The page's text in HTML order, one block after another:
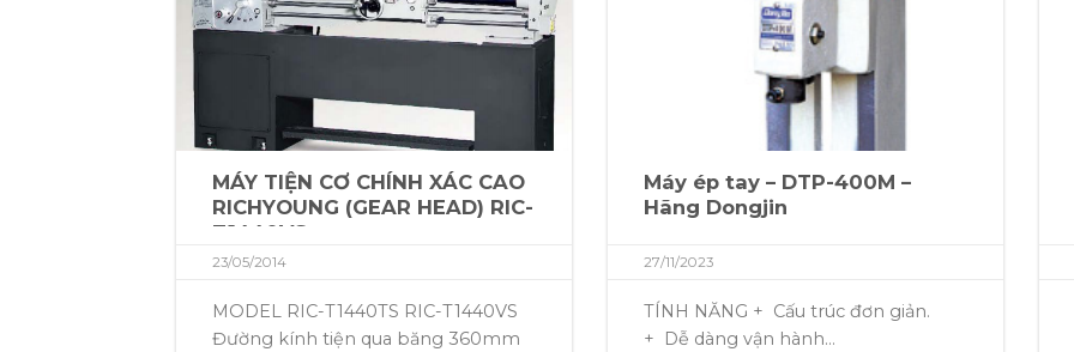
MÁY TIỆN CƠ CHÍNH XÁC CAO
RICHYOUNG (GEAR HEAD) RIC-
T1440VS
23/05/2014
MODEL RIC-T1440TS RIC-T1440VS
Đường kính tiện qua băng 360mm
Máy ép tay – DTP-400M –
Hãng Dongjin
27/11/2023
TÍNH NĂNG + Cấu trúc đơn giản.
+ Dễ dàng vận hành...